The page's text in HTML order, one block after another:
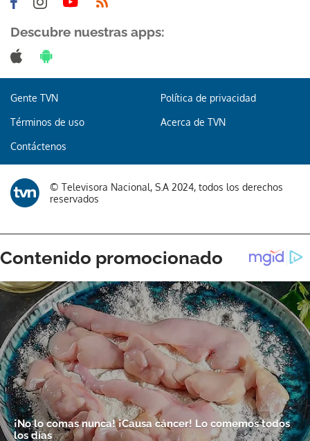
Descubre nuestras apps:
Gente TVN Política de privacidad
Términos de uso Acerca de TVN
Contáctenos
© Televisora Nacional, S.A 2024, todos los derechos
reservados